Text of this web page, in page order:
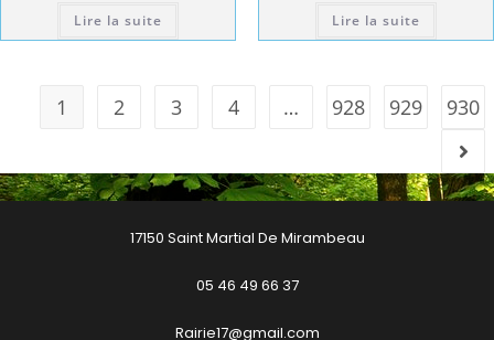
Lire la suite Lire la suite
1 2 3 4 … 928 929 930
17150 Saint Martial De Mirambeau
05 46 49 66 37
Rairie17@gmail.com